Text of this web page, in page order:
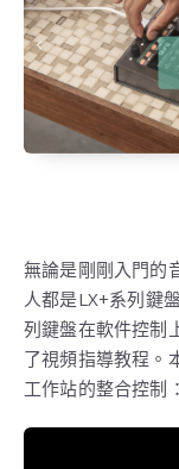
無論是剛剛入門的
人都是LX+系列鍵
列鍵盤在軟件控制
了視頻指導教程。
工作站的整合控制：